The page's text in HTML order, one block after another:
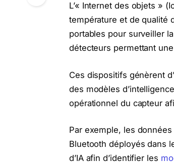
L’« Internet des objets »
température et de qualité
portables pour surveiller la
détecteurs permettant une
Ces dispositifs génèrent
des modèles
opérationnel du capteur
Par exemple, les
Bluetooth déployés dans
d’IA afin d’identifier les